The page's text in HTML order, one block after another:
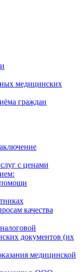
медицинских
граждан
с ценами
качества
документов (их
медицинской